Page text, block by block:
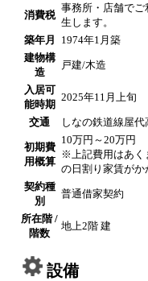
消費税
事務所・店舗で
生します。
築年月
1974年1月築
建物構
造
戸建/木造
入居可
能時期
2025年11月上旬
交通 しなの鉄道線屋
初期費
用概算
10万円～20万円
※上記費用はあく
の日割り家賃がか
契約種
別
普通借家契約
所在階 /
階数
地上2階 建
設備